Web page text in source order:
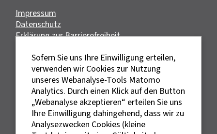
Impressum
Datenschutz
Erklärung zur Barrierefreiheit
Ein Angebot von:
Gefördert durch:
Sofern Sie uns Ihre Einwilligung erteilen,
verwenden wir Cookies zur Nutzung
unseres Webanalyse-Tools Matomo
Analytics. Durch einen Klick auf den Button
„Webanalyse akzeptieren“ erteilen Sie uns
Ihre Einwilligung dahingehend, dass wir zu
Analysezwecken Cookies (kleine